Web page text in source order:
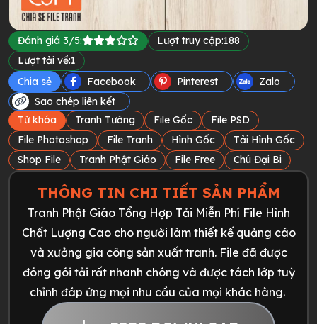
Đánh giá 3/5: Lượt truy cập:188
Lượt tải về:1
Chia sẻ
Facebook Pinterest
Zalo
Sao chép liên kết
Từ khóa
Tranh Tường File Gốc
File PSD
File Photoshop
File Tranh Hình Gốc
Tải Hình Gốc
Shop File
Tranh Phật Giáo File Free Chú Đại Bi
THÔNG TIN CHI TIẾT SẢN PHẨM
Tranh Phật Giáo Tổng Hợp Tải Miễn Phí File Hình
Chất Lượng Cao cho người làm thiết kế quảng cáo
và xưởng gia công sản xuất tranh. File đã được
đóng gói tải rất nhanh chóng và được tách lớp tuỳ
chỉnh đáp ứng mọi nhu cầu của mọi khác hàng.